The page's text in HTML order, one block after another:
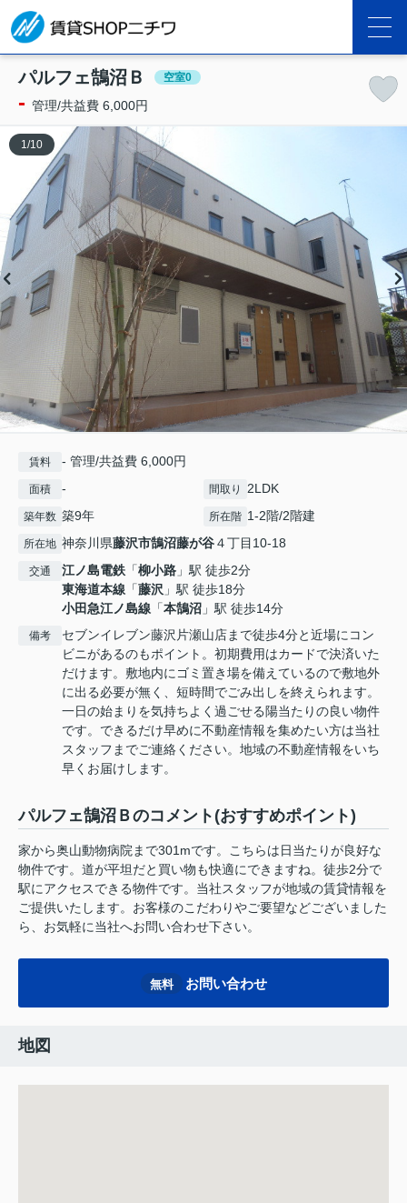
パルフェ鵠沼Ｂ 空室0
- 管理/共益費 6,000円
1 /10
賃料 - 管理/共益費 6,000円
面積 - 間取り 2LDK
築年数 築9年 所在階 1-2階/2階建
所在地 神奈川県藤沢市鵠沼藤が谷４丁目10-18
交通 江ノ島電鉄 「柳小路 」駅 徒歩2分
東海道本線 「藤沢 」駅 徒歩18分
小田急江ノ島線 「本鵠沼 」駅 徒歩14分
備考
セブンイレブン藤沢片瀬山店まで徒歩4分と近場にコン
ビニがあるのもポイント。初期費用はカードで決済いた
だけます。敷地内にゴミ置き場を備えているので敷地外
に出る必要が無く、短時間でごみ出しを終えられます。
一日の始まりを気持ちよく過ごせる陽当たりの良い物件
です。できるだけ早めに不動産情報を集めたい方は当社
スタッフまでご連絡ください。地域の不動産情報をいち
早くお届けします。
パルフェ鵠沼Ｂのコメント(おすすめポイント)
家から奥山動物病院まで301mです。こちらは日当たりが良好な
物件です。道が平坦だと買い物も快適にできますね。徒歩2分で
駅にアクセスできる物件です。当社スタッフが地域の賃貸情報を
ご提供いたします。お客様のこだわりやご要望などございました
ら、お気軽に当社へお問い合わせ下さい。
無料 お問い合わせ
地図